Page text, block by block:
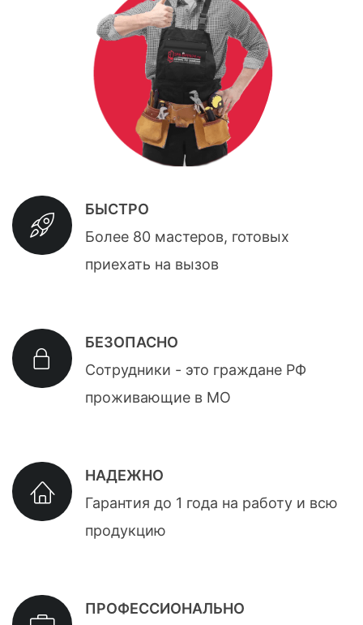
БЫСТРО
Более 80 мастеров, готовых
приехать на вызов
БЕЗОПАСНО
Сотрудники - это граждане РФ
проживающие в МО
НАДЕЖНО
Гарантия до 1 года на работу и всю
продукцию
ПРОФЕССИОНАЛЬНО